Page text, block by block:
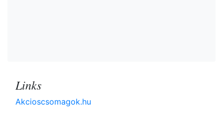
Links
Akcioscsomagok.hu